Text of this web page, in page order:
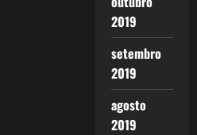
2019
setembro
2019
agosto
2019